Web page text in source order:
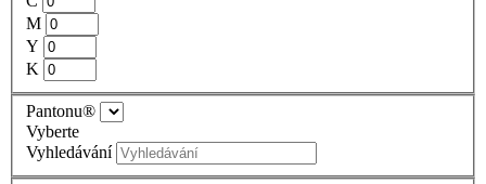
M
Y
K
Pantonu®
Vyberte
Vyhledávání